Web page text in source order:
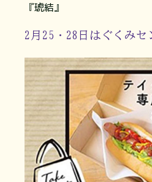
『琥結』
2月25・28日はぐくみセ